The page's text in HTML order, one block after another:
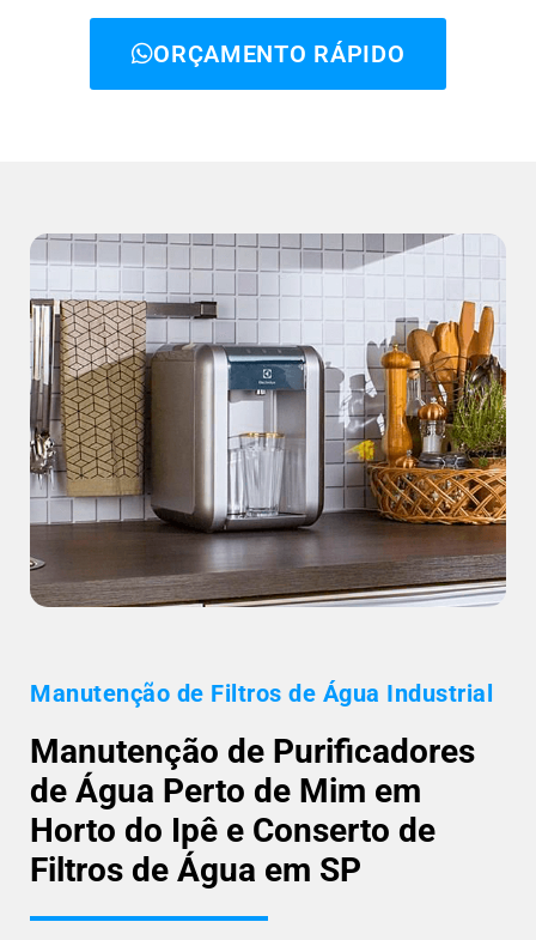
ORÇAMENTO RÁPIDO
Manutenção de Filtros de Água Industrial
Manutenção de Purificadores
de Água Perto de Mim em
Horto do Ipê e Conserto de
Filtros de Água em SP